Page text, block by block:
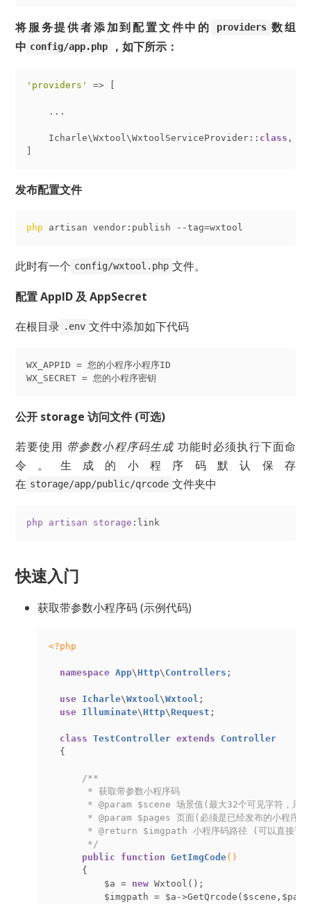
将服务提供者添加到配置文件中的 providers 数组
中 config/app.php ，如下所示：
'providers' => [
    ...
    Icharle\Wxtool\WxtoolServiceProvider::
class ,
发布配置文件
php
此时有一个 config/wxtool.php 文件。
配置 AppID 及 AppSecret
在根目录 .env 文件中添加如下代码
WX_APPID
WX_SECRET
公开 storage 访问文件 (可选)
若要使用 带参数小程序码生成功能时必须执行下面命
令。生成的小程序码默认保存
在 storage/app/public/qrcode 文件夹中
php artisan storage :link
快速入门
获取带参数小程序码 (示例代码)
<?php
namespace App\Http\ Controllers ;
use Icharle\Wxtool\Wxtool ;
use Illuminate\Http\Request ;
class TestController extends
Controller
{
/**
       * 获取带参数小程序码
       *
@param $scene 场景值(最大32个可见字符，只
       *
@param $pages 页面(必须是已经发布的小程序存
       *
@return $imgpath 小程序码路径 (可以直
       */
public
function GetImgCode()
{
          $a =
new Wxtool();
$imgpath = $a-